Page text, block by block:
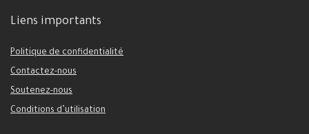
Liens importants
Politique de confidentialité
Contactez-nous
Soutenez-nous
Conditions d’utilisation